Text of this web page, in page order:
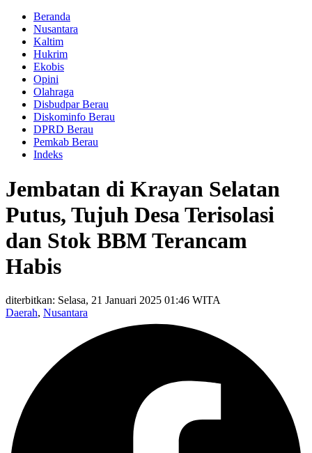
Beranda
Nusantara
Kaltim
Hukrim
Ekobis
Opini
Olahraga
Disbudpar Berau
Diskominfo Berau
DPRD Berau
Pemkab Berau
Indeks
Jembatan di Krayan Selatan
Putus, Tujuh Desa Terisolasi
dan Stok BBM Terancam
Habis
diterbitkan: Selasa, 21 Januari 2025 01:46 WITA
Daerah, Nusantara